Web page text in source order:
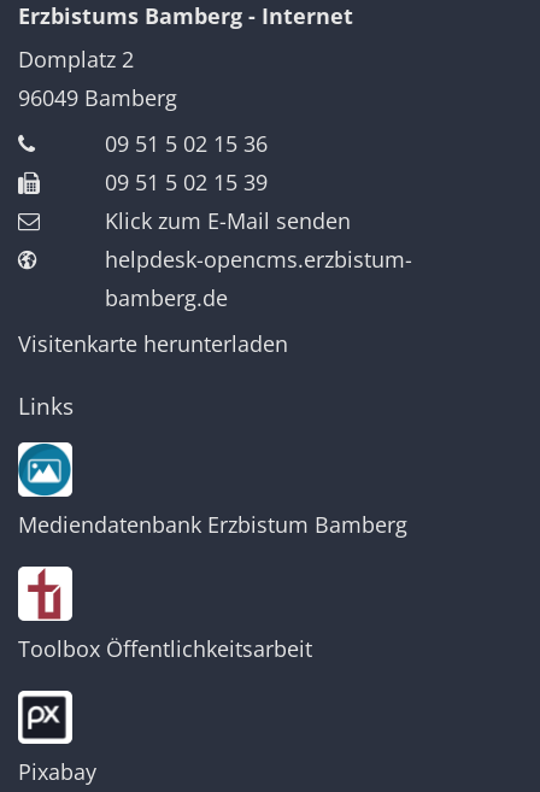
Erzbistums Bamberg - Internet
Domplatz 2
96049 Bamberg
09 51 5 02 15 36
09 51 5 02 15 39
Klick zum E-Mail senden
helpdesk-opencms.erzbistum-
bamberg.de
Visitenkarte herunterladen
Links
Mediendatenbank Erzbistum Bamberg
Toolbox Öffentlichkeitsarbeit
Pixabay